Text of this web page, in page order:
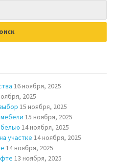
16 ноября, 2025
2025
15 ноября, 2025
15 ноября, 2025
14 ноября, 2025
участке 14 ноября, 2025
14 ноября, 2025
13 ноября, 2025